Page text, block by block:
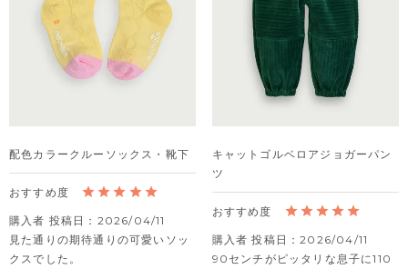
配色カラークルーソックス・靴下
購入者 投稿日
2026/04/11
見た通りの期待通りの可愛いソッ
クスでした。
キャットゴルベロアジョガーパン
ツ
購入者 投稿日
2026/04/11
90センチがピッタリな息子に110